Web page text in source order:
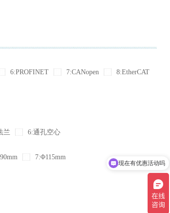
6:PROFINET 7:CANopen
8:EtherCAT
兰 6:通孔空心
7:Φ115mm
现在有优惠活动吗